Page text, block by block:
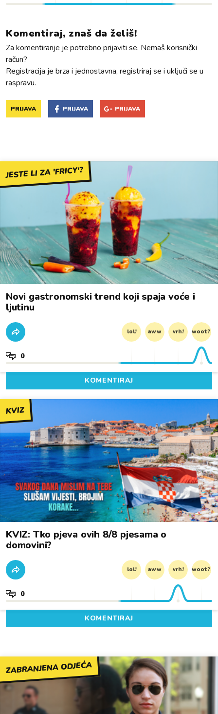
Komentiraj, znaš da želiš!
Za komentiranje je potrebno prijaviti se. Nemaš korisnički
račun?
Registracija je brza i jednostavna, registriraj se i uključi se u
raspravu.
PRIJAVA PRIJAVA PRIJAVA
JESTE LI ZA 'FRICY'?
Novi gastronomski trend koji spaja voće i
ljutinu
lol! aww vrh! woot?!
0
KOMENTIRAJ
KVIZ
KVIZ: Tko pjeva ovih 8/8 pjesama o
domovini?
lol! aww vrh! woot?!
0
KOMENTIRAJ
ZABRANJENA ODJEĆA